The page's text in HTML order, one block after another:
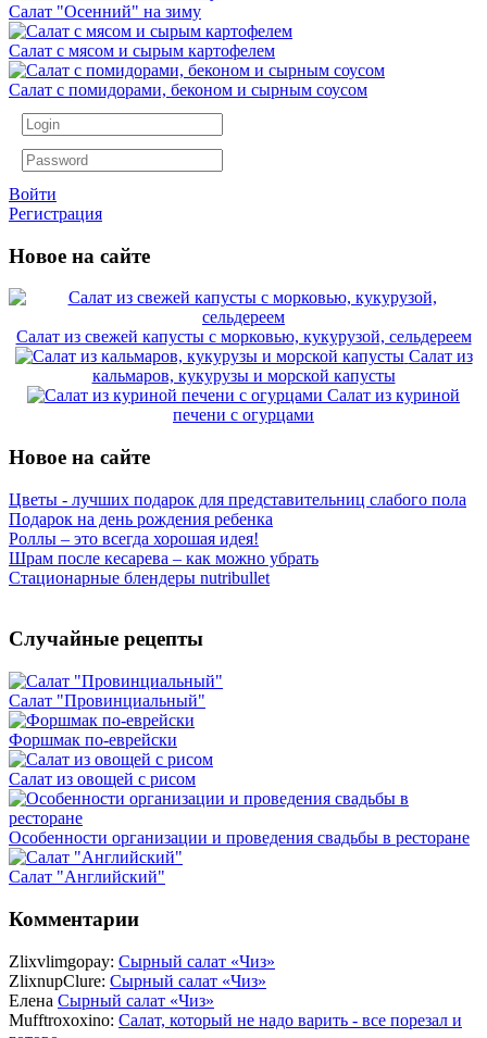
Салат "Осенний" на зиму
Салат с мясом и сырым картофелем
Салат с помидорами, беконом и сырным соусом
Войти
Регистрация
Новое на сайте
Салат из свежей капусты с морковью, кукурузой, сельдереем
Салат из
кальмаров, кукурузы и морской капусты
Салат из куриной
печени с огурцами
Новое на сайте
Цветы - лучших подарок для представительниц слабого пола
Подарок на день рождения ребенка
Роллы – это всегда хорошая идея!
Шрам после кесарева – как можно убрать
Стационарные блендеры nutribullet
Случайные рецепты
Салат "Провинциальный"
Форшмак по-еврейски
Салат из овощей с рисом
Особенности организации и проведения свадьбы в ресторане
Салат "Английский"
Комментарии
Zlixvlimgopay: Сырный салат «Чиз»
ZlixnupClure: Сырный салат «Чиз»
Елена Сырный салат «Чиз»
Mufftroxoxino: Салат, который не надо варить - все порезал и